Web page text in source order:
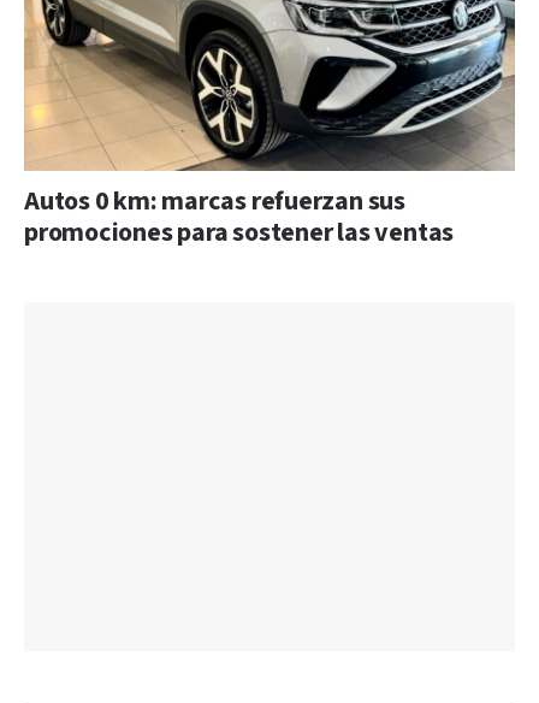
Autos 0 km: marcas refuerzan sus
promociones para sostener las ventas